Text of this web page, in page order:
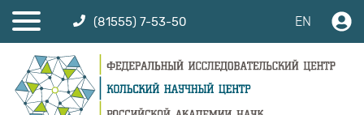
(81555) 7-53-50 EN